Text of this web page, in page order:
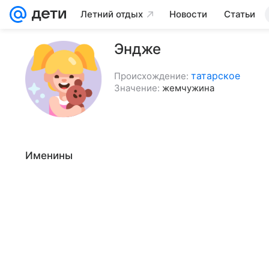
Летний отдых Новости Статьи
Эндже
Происхождение: татарское
Значение: жемчужина
Именины